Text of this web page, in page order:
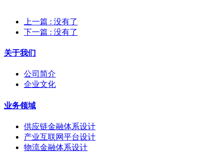
上一篇 : 没有了
下一篇 : 没有了
关于我们
公司简介
企业文化
业务领域
供应链金融体系设计
产业互联网平台设计
物流金融体系设计